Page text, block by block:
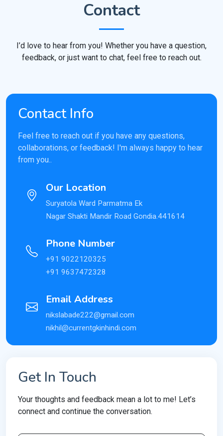
Contact
I’d love to hear from you! Whether you have a question,
feedback, or just want to chat, feel free to reach out.
Contact Info
Feel free to reach out if you have any questions,
collaborations, or feedback! I'm always happy to hear
from you..
Our Location
Suryatola Ward Parmatma Ek
Nagar Shakti Mandir Road Gondia.441614
Phone Number
+91 9022120325
+91 9637472328
Email Address
nikslabade222@gmail.com
nikhil@currentgkinhindi.com
Get In Touch
Your thoughts and feedback mean a lot to me! Let’s
connect and continue the conversation.